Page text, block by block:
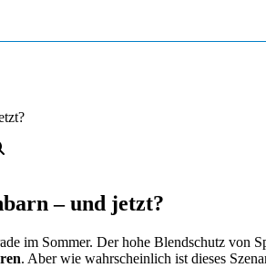
– und jetzt?
im Sommer. Der hohe Blendschutz von
. Aber wie wahrscheinlich ist dieses